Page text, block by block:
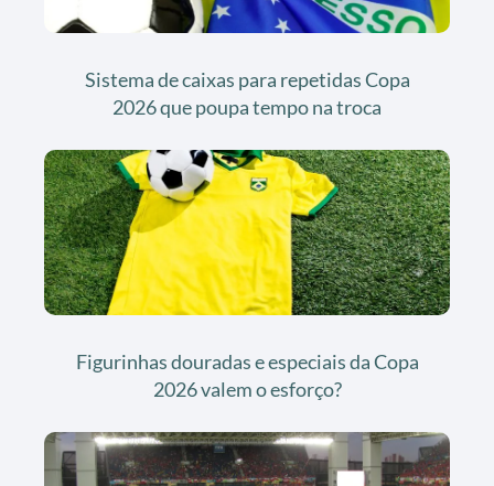
Sistema de caixas para repetidas Copa
2026 que poupa tempo na troca
Figurinhas douradas e especiais da Copa
2026 valem o esforço?